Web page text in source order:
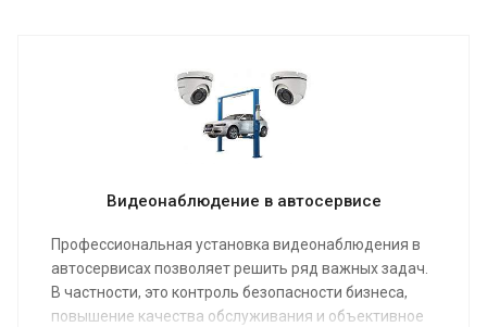
Видеонаблюдение в автосервисе
Профессиональная установка видеонаблюдения в
автосервисах позволяет решить ряд важных задач.
В частности, это контроль безопасности бизнеса,
повышение качества обслуживания и объективное